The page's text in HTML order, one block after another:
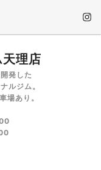
理店
発した
ルジム。
場あり。